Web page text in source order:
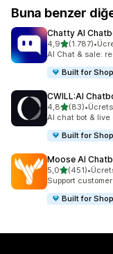
Buna benzer
Chatty AI
4,95 yıldız
(1.787)
toplam 1787 •
AI Chat & sale:
Built for
CWILL:AI
4,85 yıldız
(83)
toplam 83 •
AI chat bot & live
Built for
Moose AI
5,05 yıldız
(451)
toplam 451•
Support
Built for